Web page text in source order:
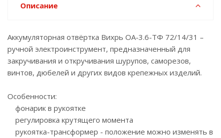
Описание
Аккумуляторная отвёртка Вихрь ОА-3.6-ТФ 72/14/31 –
ручной электроинструмент, предназначенный для
закручивания и откручивания шурупов, саморезов,
винтов, дюбелей и других видов крепежных изделий.
Особенности:
фонарик в рукоятке
регулировка крутящего момента
рукоятка-трансформер - положение можно изменять в